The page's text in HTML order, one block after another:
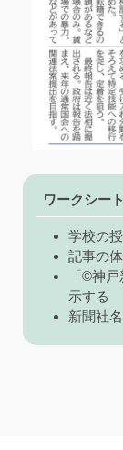
ワークシー
学校の
記事の
「©神
示する
新聞社